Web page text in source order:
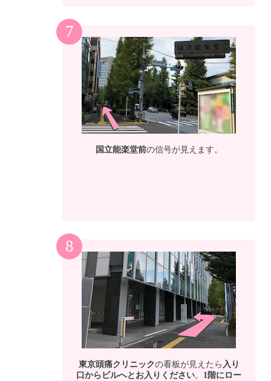
7
国立能楽堂前の信号が見えます。
8
東京頭痛クリニックの看板が見えたら 入り
口からビルへとお入りください。 1階にロー